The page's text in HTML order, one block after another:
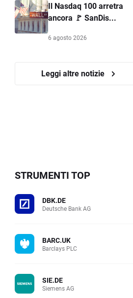
Il Nasdaq 100 arretra
ancora 🚩 SanDis...
6 agosto 2026
Leggi altre notizie
STRUMENTI TOP
DBK.DE
Deutsche Bank AG
BARC.UK
Barclays PLC
SIE.DE
Siemens AG